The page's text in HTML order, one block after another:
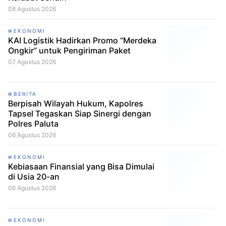
08 Agustus 2026
EKONOMI
KAI Logistik Hadirkan Promo “Merdeka
Ongkir” untuk Pengiriman Paket
07 Agustus 2026
BERITA
Berpisah Wilayah Hukum, Kapolres
Tapsel Tegaskan Siap Sinergi dengan
Polres Paluta
06 Agustus 2026
EKONOMI
Kebiasaan Finansial yang Bisa Dimulai
di Usia 20-an
06 Agustus 2026
EKONOMI